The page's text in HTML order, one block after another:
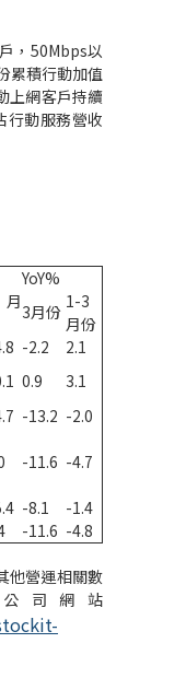
，50Mbps以
累積行動加值
上網客戶持續
行動服務營收
YoY%
3月份 1-3
月份
-2.2
2.1
0.9
3.1
-13.2 -2.0
-11.6 -4.7
-8.1
-1.4
-11.6 -4.8
他營運相關數
司網站